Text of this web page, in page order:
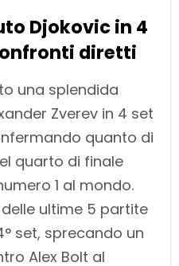
Djokovic in 4
diretti
una splendida
Zverev in 4 set
quanto di
quarto di finale
1 al mondo.
ultime 5 partite
set, sprecando un
Alex Bolt al